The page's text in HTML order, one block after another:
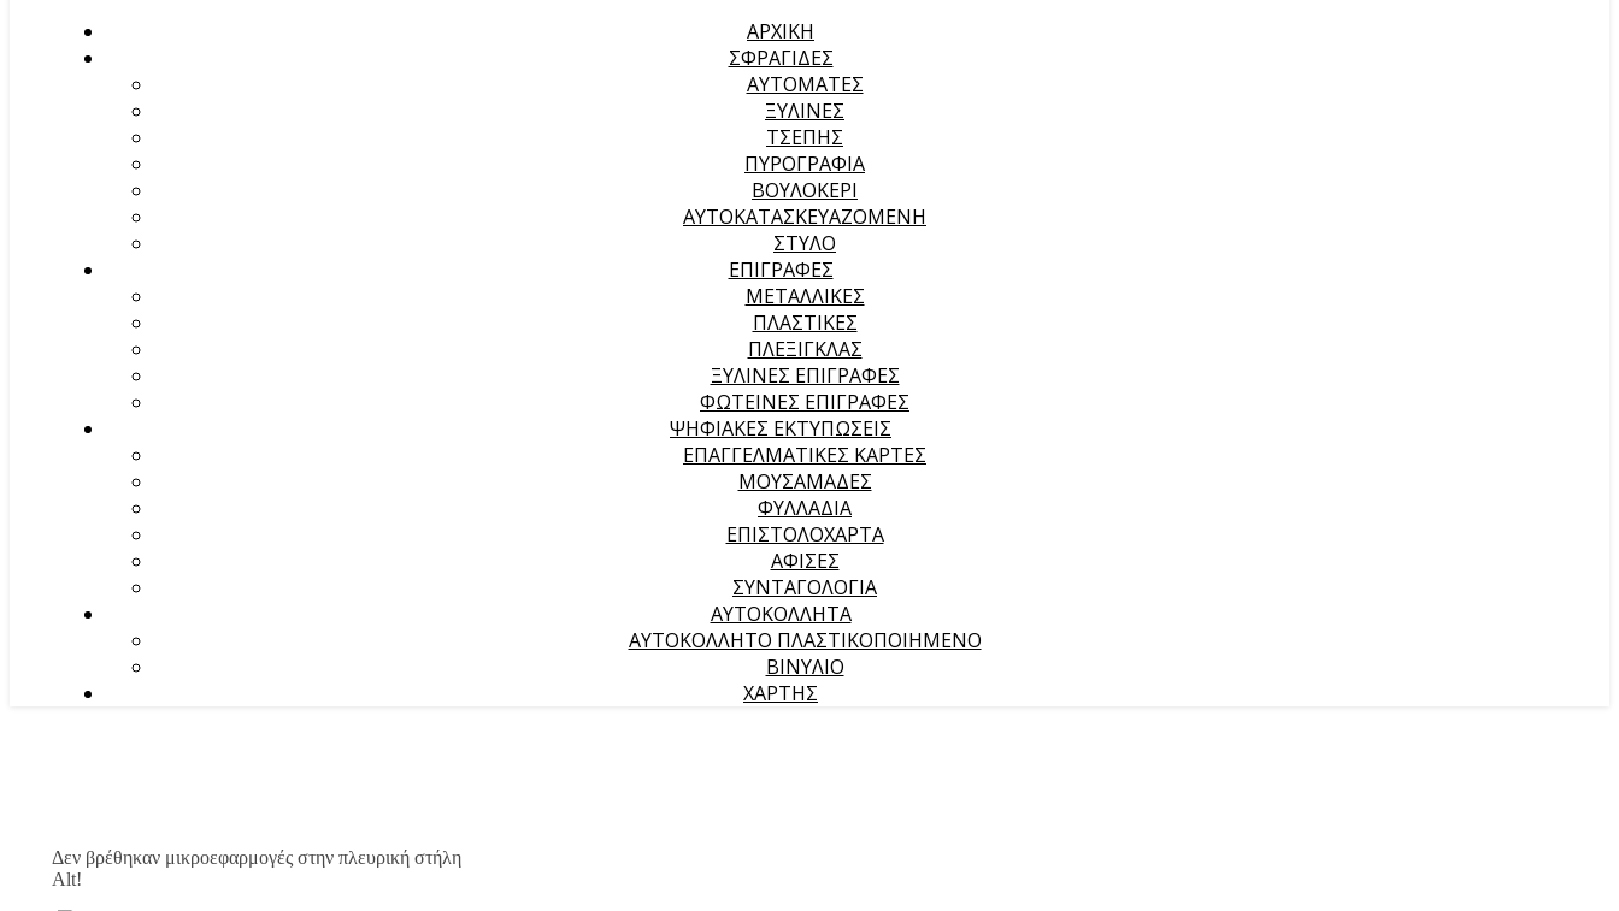
ΑΡΧΙΚΉ
ΣΦΡΑΓΙΔΕΣ
ΑΥΤΟΜΑΤΕΣ
ΞΥΛΙΝΕΣ
ΤΣΕΠΗΣ
ΠΥΡΟΓΡΑΦΙΑ
ΒΟΥΛΟΚΕΡΙ
ΑΥΤΟΚΑΤΑΣΚΕΥΑΖΟΜΕΝΗ
ΣΤΥΛΟ
ΕΠΙΓΡΑΦΕΣ
ΜΕΤΑΛΛΙΚΕΣ
ΠΛΑΣΤΙΚΕΣ
ΠΛΕΞΙΓΚΛΑΣ
ΞΥΛΙΝΕΣ ΕΠΙΓΡΑΦΕΣ
ΦΩΤΕΙΝΕΣ ΕΠΙΓΡΑΦΕΣ
ΨΗΦΙΑΚΕΣ ΕΚΤΥΠΩΣΕΙΣ
ΕΠΑΓΓΕΛΜΑΤΙΚΕΣ ΚΑΡΤΕΣ
ΜΟΥΣΑΜΑΔΕΣ
ΦΥΛΛΑΔΙΑ
ΕΠΙΣΤΟΛΟΧΑΡΤΑ
ΑΦΙΣΕΣ
ΣΥΝΤΑΓΟΛΟΓΙΑ
ΑΥΤΟΚΟΛΛΗΤΑ
ΑΥΤΟΚΟΛΛΗΤΟ ΠΛΑΣΤΙΚΟΠΟΙΗΜΕΝΟ
ΒΙΝΥΛΙΟ
ΧΑΡΤΗΣ
Δεν βρέθηκαν μικροεφαρμογές στην πλευρική στήλη
Alt!